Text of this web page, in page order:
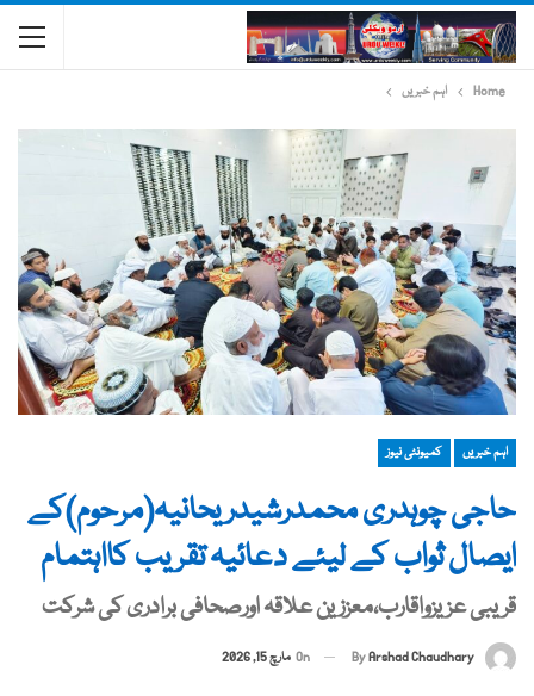
Home اہم خبریں
اہم خبریں کمیونٹی نیوز
حاجی چوہدری محمدرشیدریحانیہ(مرحوم)کے
ایصال ثواب کے لیئے دعائیہ تقریب کااہتمام
قریبی عزیزواقارب،معززین علاقہ اورصحافی برادری کی شرکت
ByArshad Chaudhary
On مارچ 15, 2026